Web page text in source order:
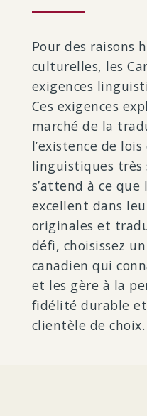
Pour des raisons
culturelles, les
exigences
Ces exigences
marché de la
l’existence de
linguistiques très
s’attend à ce
excellent dans
originales et
défi, choisissez
canadien qui
et les gère à la
fidélité durable
clientèle de choix.